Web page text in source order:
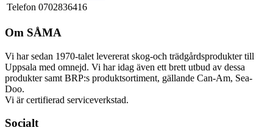
Telefon 0702836416
Om SÅMA
Vi har sedan 1970-talet levererat skog-och trädgårdsprodukter till
Uppsala med omnejd. Vi har idag även ett brett utbud av dessa
produkter samt BRP:s produktsortiment, gällande Can-Am, Sea-
Doo.
Vi är certifierad serviceverkstad.
Socialt